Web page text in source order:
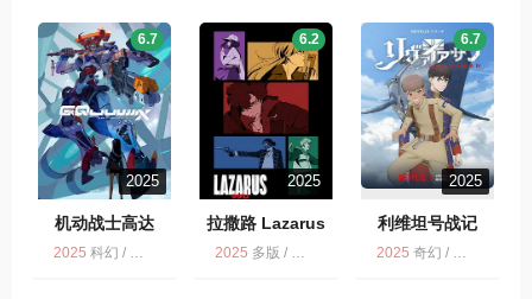
2025
机动战士高达
6.7
2025 科幻 / 动画 / 多版
2025
拉撒路 Lazarus
6.2
2025 多版 / 科幻 / 动作 / 动画 / 惊悚 / 冒险
2025
利维坦号战记
6.7
2025 奇幻 / 剧情 / 科幻 / 动画 / 战争 / 动作 / NETFLIX / 历史